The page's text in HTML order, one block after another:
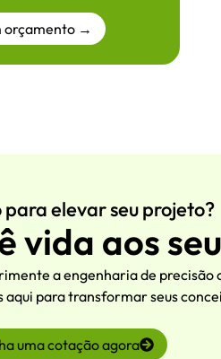
orçamento →
para elevar seu projeto?
vida aos
a engenharia de precisão
aqui para transformar seus
uma cotação agora